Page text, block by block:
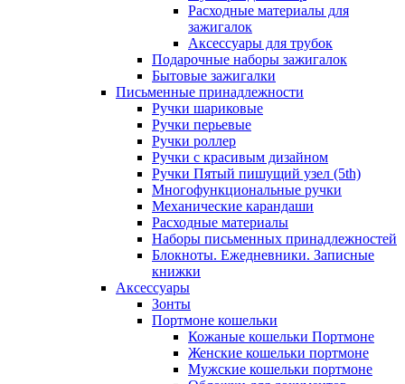
Расходные материалы для
зажигалок
Аксессуары для трубок
Подарочные наборы зажигалок
Бытовые зажигалки
Письменные принадлежности
Ручки шариковые
Ручки перьевые
Ручки роллер
Ручки с красивым дизайном
Ручки Пятый пишущий узел (5th)
Многофункциональные ручки
Механические карандаши
Расходные материалы
Наборы письменных принадлежностей
Блокноты. Ежедневники. Записные
книжки
Аксессуары
Зонты
Портмоне кошельки
Кожаные кошельки Портмоне
Женские кошельки портмоне
Мужские кошельки портмоне